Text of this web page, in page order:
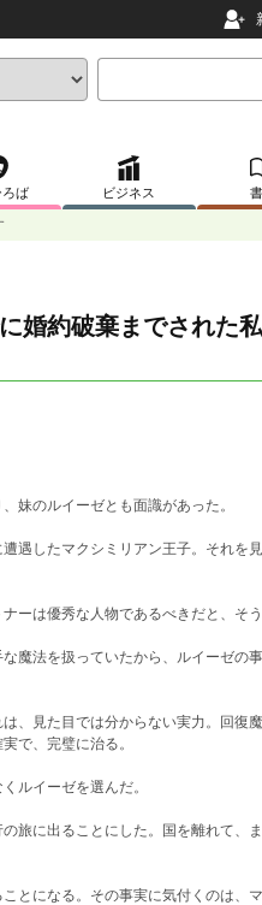
ば ビジネス
婚約破棄までされた
妹のルイーゼとも面識があった。
遇したマクシミリアン王子。それを
ーは優秀な人物であるべきだと、そう
魔法を扱っていたから、ルイーゼの
、見た目では分からない実力。回復
で、完璧に治る。
ルイーゼを選んだ。
旅に出ることにした。国を離れて、
とになる。その事実に気付くのは、